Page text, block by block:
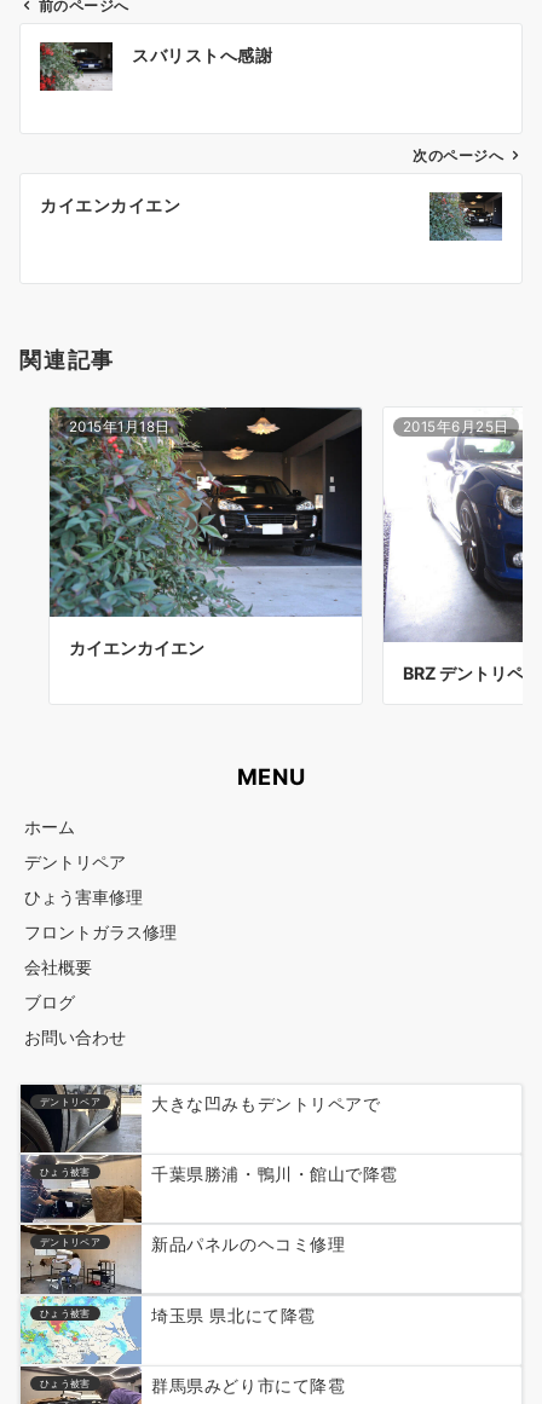
ビ
ン
前のページへ
スバリストへ感謝
次のページへ
カイエンカイエン
関連記事
2015年1月18日
カイエンカイエン
2015年6月25日
BRZ デントリペア
MENU
ホーム
デントリペア
ひょう害車修理
フロントガラス修理
会社概要
ブログ
お問い合わせ
デントリペア 大きな凹みもデントリペアで
ひょう被害 千葉県勝浦・鴨川・館山で降雹
デントリペア 新品パネルのヘコミ修理
ひょう被害 埼玉県 県北にて降雹
ひょう被害 群馬県みどり市にて降雹